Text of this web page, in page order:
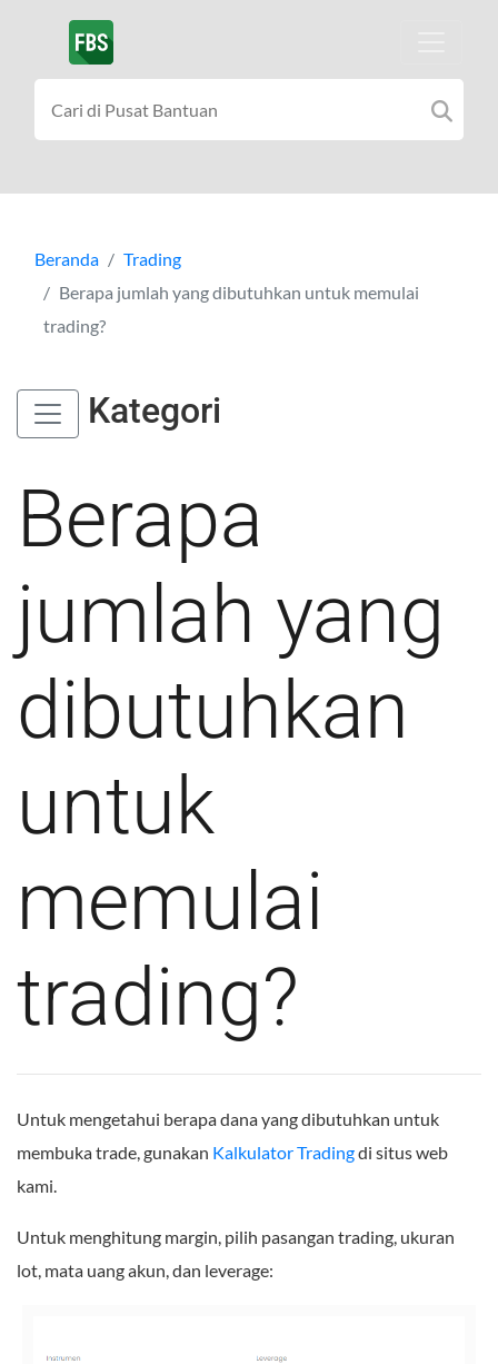
Beranda
Trading
Berapa jumlah yang dibutuhkan untuk memulai
trading?
Kategori
Berapa
jumlah yang
dibutuhkan
untuk
memulai
trading?
Untuk mengetahui berapa dana yang dibutuhkan untuk
membuka trade, gunakan Kalkulator Tradingdi situs web
kami.
Untuk menghitung margin, pilih pasangan trading, ukuran
lot, mata uang akun, dan leverage: